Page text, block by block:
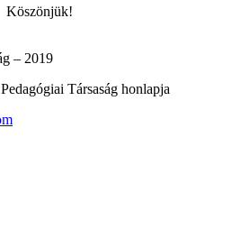
Köszönjük!
– 2019
Társaság honlapja